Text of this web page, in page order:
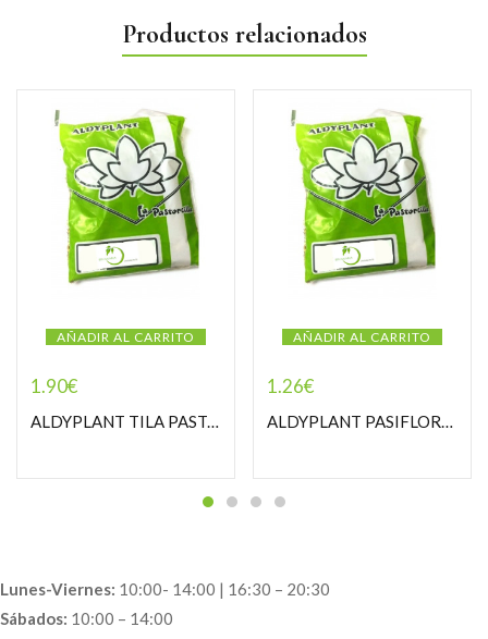
Productos relacionados
AÑADIR AL CARRITO
1.90€
ALDYPLANT TILA PASTORCILLA
AÑADIR AL CARRITO
1.26€
ALDYPLANT PASIFLORA PASTORCILLA
Lunes-Viernes: 10:00- 14:00 | 16:30 – 20:30
Sábados: 10:00 – 14:00